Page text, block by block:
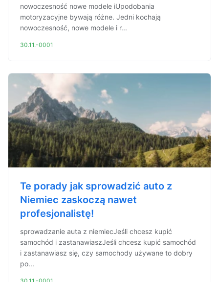
nowoczesność nowe modele iUpodobania
motoryzacyjne bywają różne. Jedni kochają
nowoczesność, nowe modele i r...
30.11.-0001
Te porady jak sprowadzić auto z
Niemiec zaskoczą nawet
profesjonalistę!
sprowadzanie auta z niemiecJeśli chcesz kupić
samochód i zastanawiaszJeśli chcesz kupić samochód
i zastanawiasz się, czy samochody używane to dobry
po...